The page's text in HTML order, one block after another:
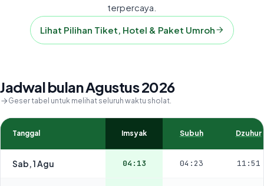
terpercaya.
Lihat Pilihan Tiket, Hotel & Paket Umroh
Jadwal bulan Agustus 2026
Geser tabel untuk melihat seluruh waktu sholat.
Tanggal Imsyak Subuh Dzuhur
Sab, 1 Agu 04:13 04:23 11:51